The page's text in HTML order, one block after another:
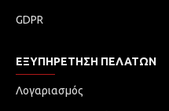
GDPR
ΕΞΥΠΗΡΈΤΗΣΗ ΠΕΛΑΤΏΝ
Λογαριασμός